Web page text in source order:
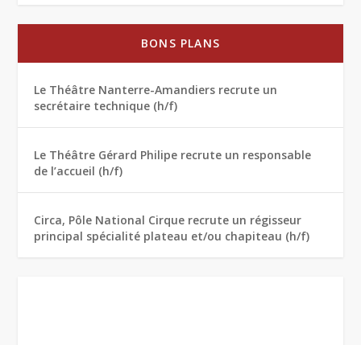
BONS PLANS
Le Théâtre Nanterre-Amandiers recrute un
secrétaire technique (h/f)
Le Théâtre Gérard Philipe recrute un responsable
de l’accueil (h/f)
Circa, Pôle National Cirque recrute un régisseur
principal spécialité plateau et/ou chapiteau (h/f)